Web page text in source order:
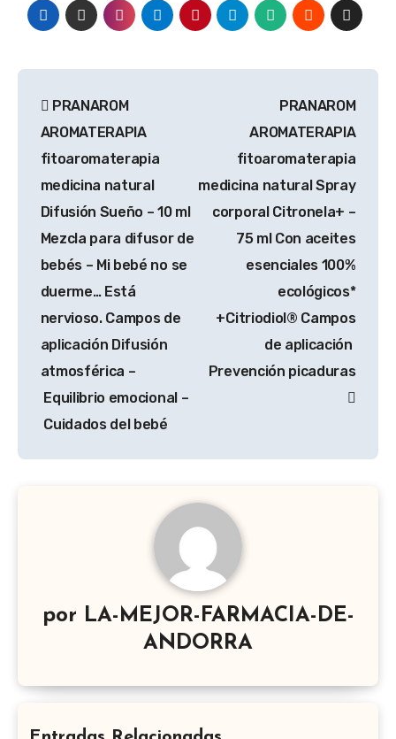
de
entradas
PRANAROM
AROMATERAPIA
fitoaromaterapia
medicina natural
Difusión Sueño – 10 ml
Mezcla para difusor de
bebés – Mi bebé no se
duerme… Está
nervioso. Campos de
aplicación Difusión
atmosférica –
Equilibrio emocional –
Cuidados del bebé
PRANAROM
AROMATERAPIA
fitoaromaterapia
medicina natural Spray
corporal Citronela+ –
75 ml Con aceites
esenciales 100%
ecológicos*
+Citriodiol® Campos
de aplicación ​
Prevención picaduras
por LA-MEJOR-FARMACIA-DE-
ANDORRA